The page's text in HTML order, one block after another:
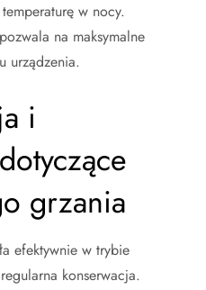
w nocy.
na maksymalne
urządzenia.
i
grzania
efektywnie w trybie
konserwacja.